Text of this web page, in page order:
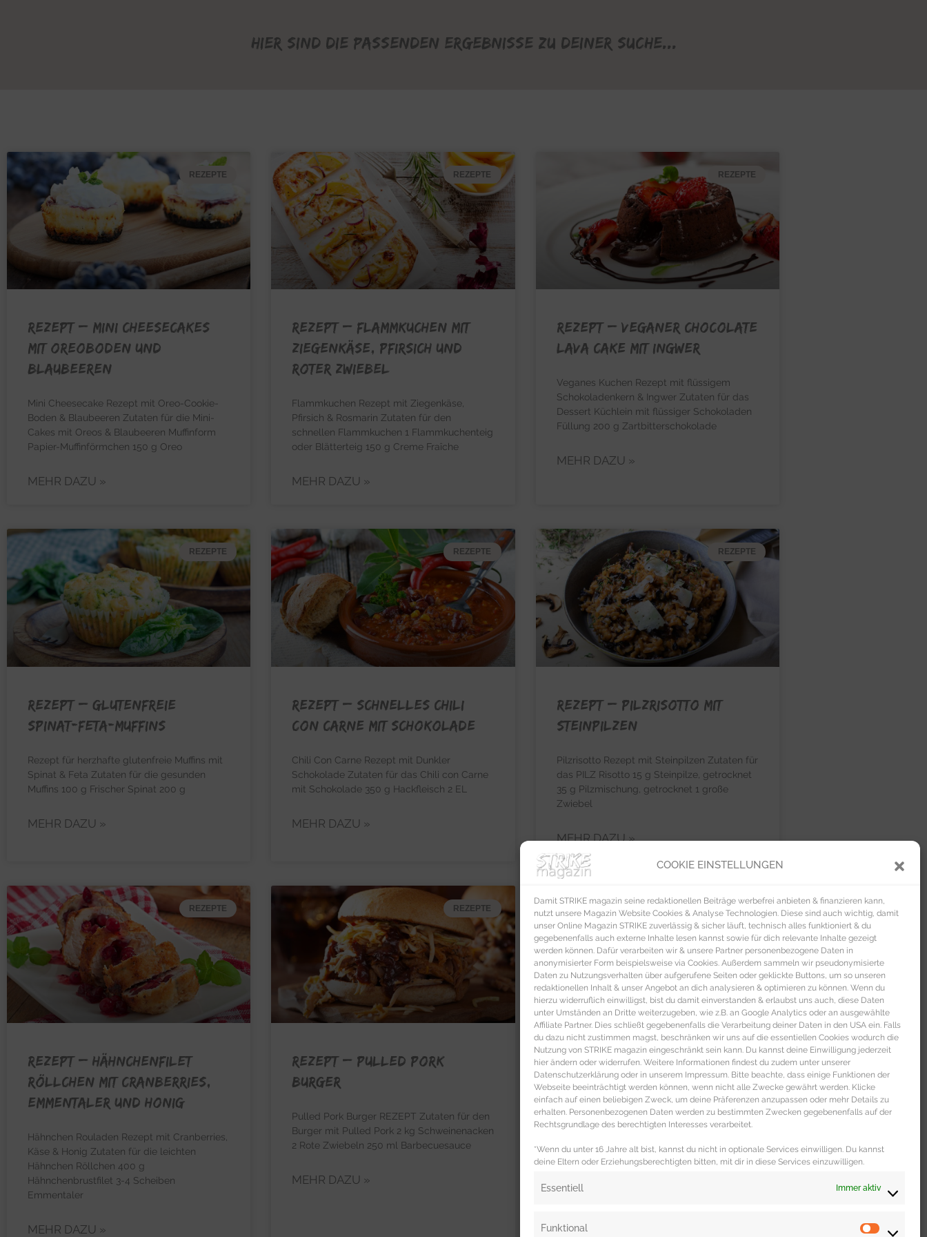
COOKIE EINSTELLUNGEN
Damit STRIKE magazin seine redaktionellen Beiträge werbefrei anbieten & finanzieren kann,
nutzt unsere Magazin Website Cookies & Analyse Technologien. Diese sind auch wichtig, damit
unser Online Magazin STRIKE zuverlässig & sicher läuft, technisch alles funktioniert & du
gegebenenfalls auch externe Inhalte lesen kannst sowie für dich relevante Inhalte gezeigt
werden können. Dafür verarbeiten wir & unsere Partner personenbezogene Daten in
anonymisierter Form beispielsweise via Cookies. Außerdem sammeln wir pseudonymisierte
Daten zu Nutzungsverhalten über aufgerufene Seiten oder geklickte Buttons, um so unseren
redaktionellen Inhalt & unser Angebot an dich analysieren & optimieren zu können. Wenn du
hierzu widerruflich einwilligst, bist du damit einverstanden & erlaubst uns auch, diese Daten
unter Umständen an Dritte weiterzugeben, wie z.B. an Google Analytics oder an ausgewählte
Affiliate Partner. Dies schließt gegebenenfalls die Verarbeitung deiner Daten in den USA ein. Falls
du dazu nicht zustimmen magst, beschränken wir uns auf die essentiellen Cookies wodurch die
Nutzung von STRIKE magazin eingeschränkt sein kann. Du kannst deine Einwilligung jederzeit
hier ändern oder widerrufen. Weitere Informationen findest du zudem unter unserer
Datenschutzerklärung oder in unserem Impressum. Bitte beachte, dass einige Funktionen der
Webseite beeinträchtigt werden können, wenn nicht alle Zwecke gewährt werden. Klicke
einfach auf einen beliebigen Zweck, um deine Präferenzen anzupassen oder mehr Details zu
erhalten. Personenbezogenen Daten werden zu bestimmten Zwecken gegebenenfalls auf der
Rechtsgrundlage des berechtigten Interesses verarbeitet.
*Wenn du unter 16 Jahre alt bist, kannst du nicht in optionale Services einwilligen. Du kannst
deine Eltern oder Erziehungsberechtigten bitten, mit dir in diese Services einzuwilligen.
Essentiell Immer aktiv
Funktional
Hier sind die passenden Ergebnisse zu deiner Suche...
REZEPTE
REZEPT – Mini Cheesecakes
mit Oreoboden und
Blaubeeren
Mini Cheesecake Rezept mit Oreo-Cookie-
Boden & Blaubeeren Zutaten für die Mini-
Cakes mit Oreos & Blaubeeren Muffinform
Papier-Muffinförmchen 150 g Oreo
MEHR DAZU »
REZEPTE
REZEPT – Flammkuchen mit
Ziegenkäse, Pfirsich und
Roter Zwiebel
Flammkuchen Rezept mit Ziegenkäse,
Pfirsich & Rosmarin Zutaten für den
schnellen Flammkuchen 1 Flammkuchenteig
oder Blätterteig 150 g Creme Fraîche
MEHR DAZU »
REZEPTE
REZEPT – Veganer Chocolate
Lava Cake mit Ingwer
Veganes Kuchen Rezept mit flüssigem
Schokoladenkern & Ingwer Zutaten für das
Dessert Küchlein mit flüssiger Schokoladen
Füllung 200 g Zartbitterschokolade
MEHR DAZU »
REZEPTE
REZEPT – Glutenfreie
Spinat-Feta-Muffins
Rezept für herzhafte glutenfreie Muffins mit
Spinat & Feta Zutaten für die gesunden
Muffins 100 g Frischer Spinat 200 g
MEHR DAZU »
REZEPTE
REZEPT – Schnelles Chili
con Carne mit Schokolade
Chili Con Carne Rezept mit Dunkler
Schokolade Zutaten für das Chili con Carne
mit Schokolade 350 g Hackfleisch 2 EL
MEHR DAZU »
REZEPTE
REZEPT – Pilzrisotto mit
Steinpilzen
Pilzrisotto Rezept mit Steinpilzen Zutaten für
das PILZ Risotto 15 g Steinpilze, getrocknet
35 g Pilzmischung, getrocknet 1 große
Zwiebel
MEHR DAZU »
REZEPTE
REZEPT – Hähnchenfilet
Röllchen mit Cranberries,
Emmentaler und Honig
Hähnchen Rouladen Rezept mit Cranberries,
Käse & Honig Zutaten für die leichten
Hähnchen Röllchen 400 g
Hähnchenbrustfilet 3-4 Scheiben
Emmentaler
MEHR DAZU »
REZEPTE
REZEPT – Pulled Pork
Burger
Pulled Pork Burger REZEPT Zutaten für den
Burger mit Pulled Pork 2 kg Schweinenacken
2 Rote Zwiebeln 250 ml Barbecuesauce
MEHR DAZU »